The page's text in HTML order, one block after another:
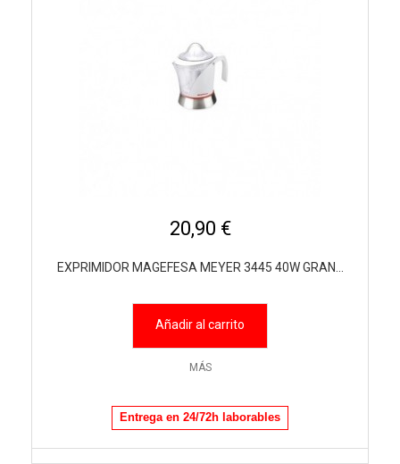
20,90 €
EXPRIMIDOR MAGEFESA MEYER 3445 40W GRAN...
Añadir al carrito
MÁS
Entrega en 24/72h laborables